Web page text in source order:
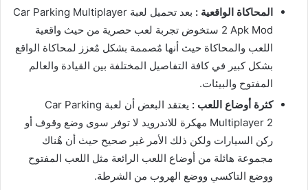
المحاكاة الواقعية :
بعد تحميل لعبة Car Parking Multiplayer
2 Apk Mod ستخوض تجربة لعب حصرية من حيث واقعية
اللعب والمحاكاة حيث أنها مٌصممة بشكل مٌعزز لمحاكاة الواقع
بشكل كبير في كافة التفاصيل المختلفة بين القيادة والعالم
المفتوح والبيئات.
كثرة أوضاع اللعب :
يعتقد البعض أن لعبة Car Parking
Multiplayer 2 مهكرة للاندرويد لا توفر سوى وضع وقوف أو
ركن السيارات ولكن ذلك الأمر غير صحيح حيث أن هٌناك
مجموعة هائلة من أوضاع اللعب الرائعة مثل اللعب المفتوح
ووضع التاكسي ووضع الهروب من الشرطة.